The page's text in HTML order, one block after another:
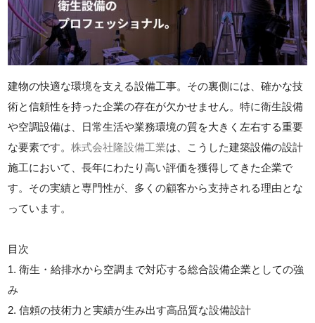
建物の快適な環境を支える設備工事。その裏側には、確かな技
術と信頼性を持った企業の存在が欠かせません。特に衛生設備
や空調設備は、日常生活や業務環境の質を大きく左右する重要
な要素です。株式会社隆設備工業は、こうした建築設備の設計
施工において、長年にわたり高い評価を獲得してきた企業で
す。その実績と専門性が、多くの顧客から支持される理由とな
っています。
目次
1. 衛生・給排水から空調まで対応する総合設備企業としての強
み
2. 信頼の技術力と実績が生み出す高品質な設備設計